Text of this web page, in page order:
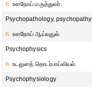
n. உளநோய் மருத்துவர்.
Psychopathology, psychopathy
n. உளநோய் ஆய்வுநுல்.
Psychophysics
n. உடலுளத் தொடர்பாய்வியல்.
Psychophysiology